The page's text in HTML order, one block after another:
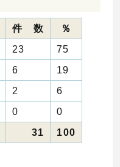
件 数
％
23
75
6
19
2
6
0
0
31 100